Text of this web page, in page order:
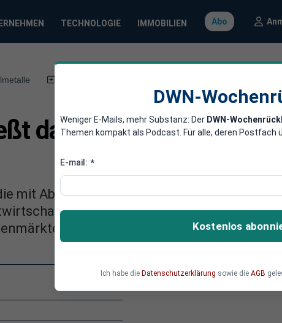
TECHNOLOGIE IMMOBILIEN Abo
das Geld zu - und wer
mit Abstand größten der Welt. Wie sie sich
Deshalb soll im Folgenden ein
DWN-
Weniger E-Mails, mehr Substanz: Der DWN-
Themen kompakt als Podcast. Für alle, deren Postfach
E-mail: *
Kostenlos
Ich habe die Datenschutzerklärung sowie die AGB